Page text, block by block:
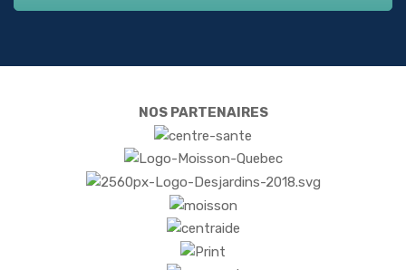
NOS PARTENAIRES